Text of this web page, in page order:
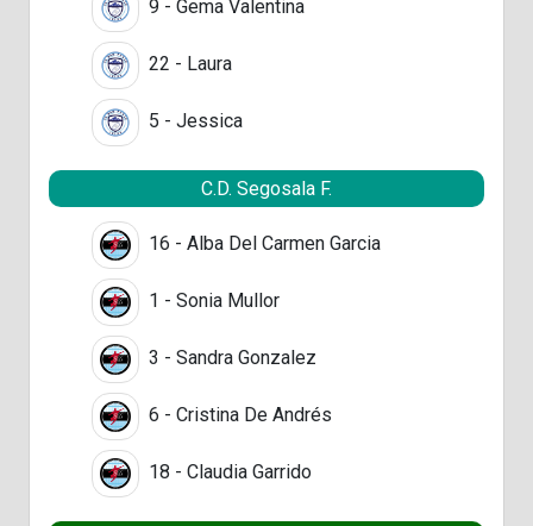
9 - Gema Valentina
22 - Laura
5 - Jessica
C.D. Segosala F.
16 - Alba Del Carmen Garcia
1 - Sonia Mullor
3 - Sandra Gonzalez
6 - Cristina De Andrés
18 - Claudia Garrido